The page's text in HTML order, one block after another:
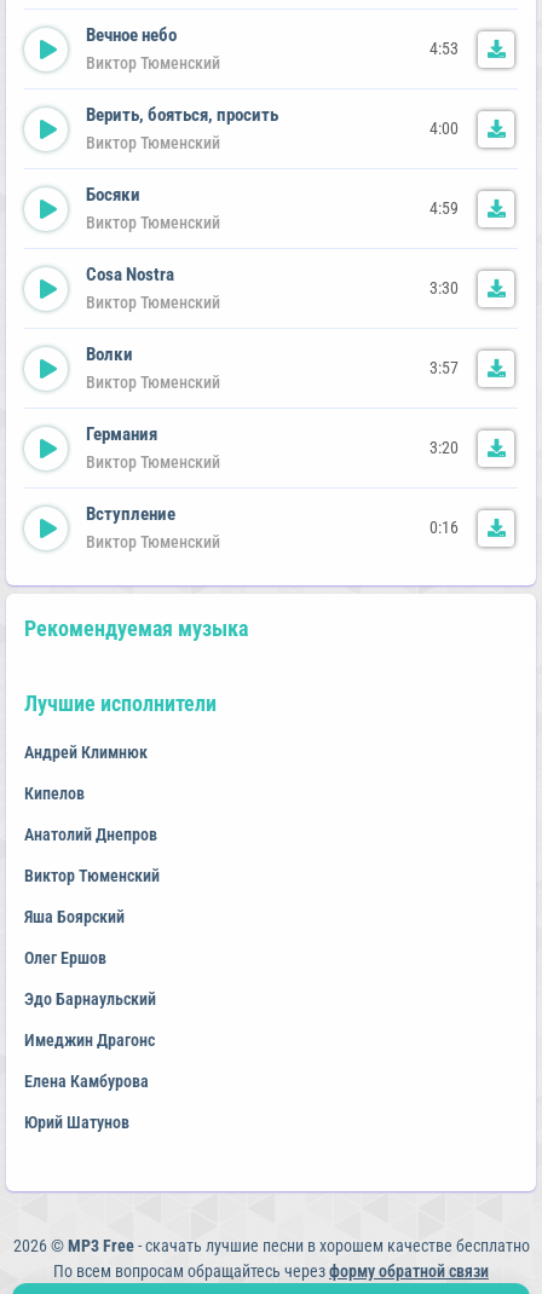
Вечное небо
Виктор Тюменский
4:53
Верить, бояться, просить
Виктор Тюменский
4:00
Босяки
Виктор Тюменский
4:59
Cosa Nostra
Виктор Тюменский
3:30
Волки
Виктор Тюменский
3:57
Германия
Виктор Тюменский
3:20
Вступление
Виктор Тюменский
0:16
Рекомендуемая музыка
Лучшие исполнители
Андрей Климнюк
Кипелов
Анатолий Днепров
Виктор Тюменский
Яша Боярский
Олег Ершов
Эдо Барнаульский
Имеджин Драгонс
Елена Камбурова
Юрий Шатунов
2026 ©MP3 Free- скачать лучшие песни в хорошем качестве бесплатно
По всем вопросам обращайтесь черезформу обратной связи